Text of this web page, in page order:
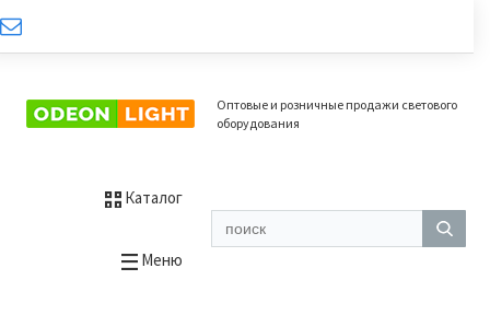
Оптовые и розничные продажи светового
оборудования
Каталог
Меню